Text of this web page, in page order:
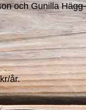
och Gunilla Hägg
år.